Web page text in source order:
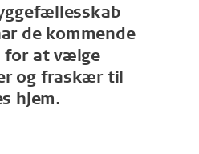
de kommende
for at vælge
og fraskær til
hjem.